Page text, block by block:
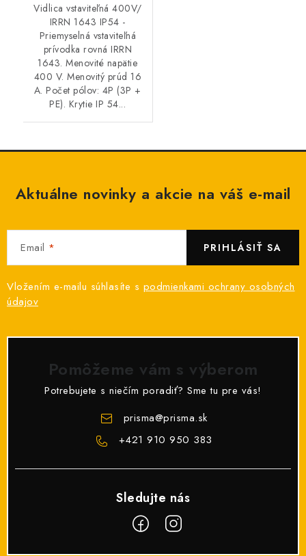
Vidlica vstaviteľná 400V/
IRRN 1643 IP54 -
Priemyselná vstaviteľná
prívodka rovná IRRN
1643. Menovité napätie
400 V. Menovitý prúd 16
A. Počet pólov: 4P (3P +
PE). Krytie IP 54...
Aktuálne novinky a akcie na váš e-mail
Email
Vložením e-mailu súhlasíte s podmienkami ochrany osobných
údajov
PRIHLÁSIŤ SA
Pomôžeme vám s výberom
Potrebujete s niečím poradiť? Sme tu pre vás!
prisma@prisma.sk
+421 910 950 383